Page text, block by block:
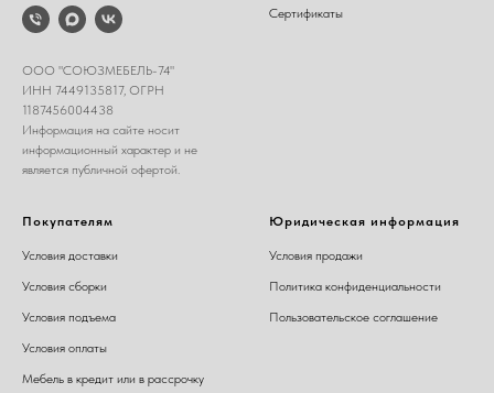
ООО "СОЮЗМЕБЕЛЬ-74"
ИНН 7449135817, ОГРН
1187456004438
Информация на сайте носит
информационный характер и не
является публичной офертой.
Сертификаты
Покупателям
Условия доставки
Условия сборки
Условия подъема
Условия оплаты
Мебель в кредит или в рассрочку
Юридическая информация
Условия продажи
Политика конфиденциальности
Пользовательское соглашение